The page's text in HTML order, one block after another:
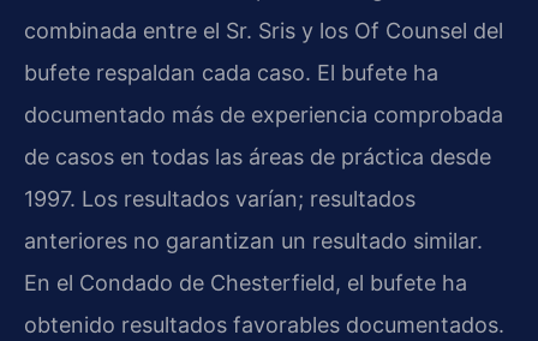
combinada entre el Sr. Sris y los Of Counsel del
bufete respaldan cada caso. El bufete ha
documentado más de experiencia comprobada
de casos en todas las áreas de práctica desde
1997. Los resultados varían; resultados
anteriores no garantizan un resultado similar.
En el Condado de Chesterfield, el bufete ha
obtenido resultados favorables documentados.